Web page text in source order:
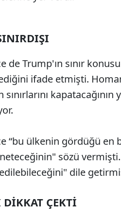
de Trump'ın sınır
ifade etmişti.
“bu ülkenin gördüğü en
sözü
edilebileceğini" dile
ÇEKTİ